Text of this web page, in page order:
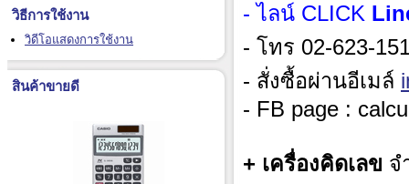
วิธีการใช้งาน
วิดีโอแสดงการใช้งาน
สินค้าขายดี
- ไลน์ CLICK
- โทร 02-623-
- สั่งซื้อผ่านอีเมล์
- FB page :
+ เครื่องคิดเลข จ